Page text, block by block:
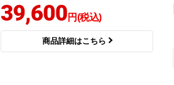
39,600円(税込)
商品詳細はこちら